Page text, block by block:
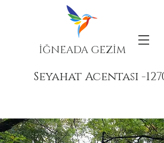
İĞNEADA GEZİM
Seyahat Acentası -